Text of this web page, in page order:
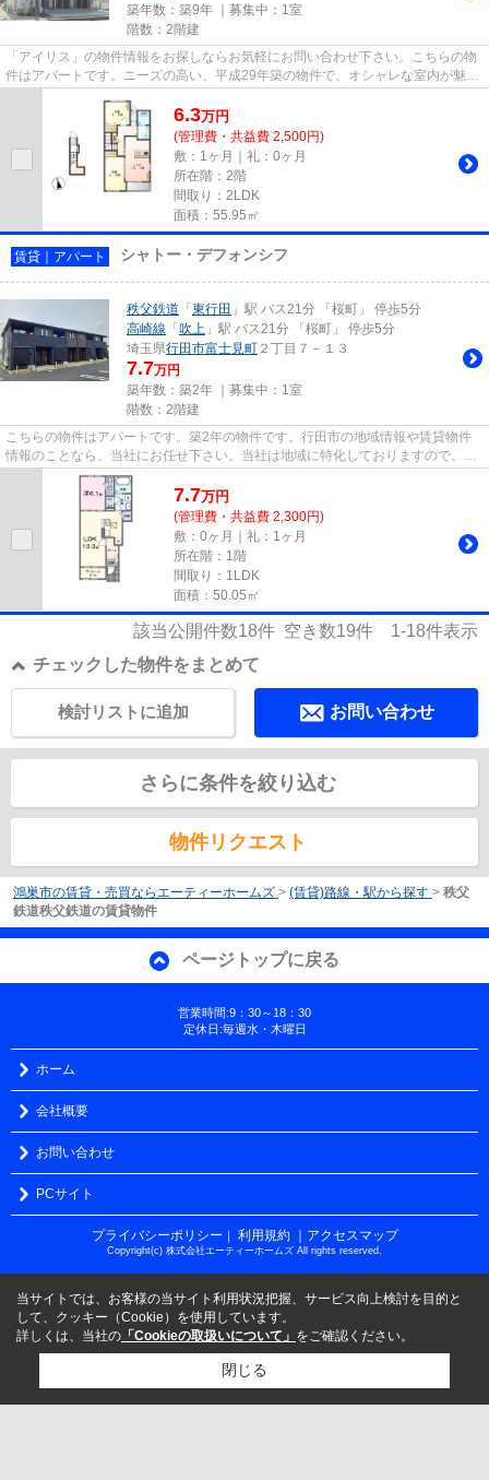
築年数：築9年 ｜募集中： 1室
階数：2階建
「アイリス」の物件情報をお探しならお気軽にお問い合わせ下さい。こちらの物
件はアパートです。ニーズの高い、平成29年築の物件で、オシャレな室内が魅力
6.3万円
(管理費・共益費 2,500円)
敷：1ヶ月｜礼：0ヶ月
所在階：2階
間取り：2LDK
面積：55.95㎡
賃貸｜アパート シャトー・デフォンシフ
秩父鉄道 「 東行田 」駅 バス21分 「桜町」 停歩5分
高崎線 「 吹上 」駅 バス21分 「桜町」 停歩5分
埼玉県行田市富士見町 ２丁目７－１３
7.7万円
築年数：築2年 ｜募集中： 1室
階数：2階建
こちらの物件はアパートです。築2年の物件です。行田市の地域情報や賃貸物件
情報のことなら、当社にお任せ下さい。当社は地域に特化しておりますので、確
かな情報をご提供いたします。...
7.7万円
(管理費・共益費 2,300円)
敷：0ヶ月｜礼：1ヶ月
所在階：1階
間取り：1LDK
面積：50.05㎡
該当公開件数18件 空き数19件 1-18件表示
チェックした物件をまとめて
お問い合わせ
検討リストに追加
さらに条件を絞り込む
物件リクエスト
鴻巣市の賃貸・売買ならエーティーホームズ > (賃貸)路線・駅から探す > 秩父
鉄道秩父鉄道の賃貸物件
ページトップに戻る
営業時間:9：30～18：30
定休日:毎週水・木曜日
ホーム
会社概要
お問い合わせ
PCサイト
プライバシーポリシー ｜ 利用規約 ｜アクセスマップ
Copyright(c) 株式会社エーティーホームズ All rights reserved.
当サイトでは、お客様の当サイト利用状況把握、サービス向上検討を目的と
して、クッキー（Cookie）を使用しています。
詳しくは、当社の 「Cookieの取扱いについて」 をご確認ください。
閉じる